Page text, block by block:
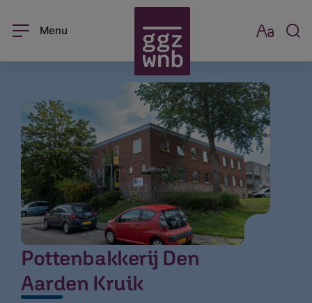
Menu
Pottenbakkerij Den
Aarden Kruik